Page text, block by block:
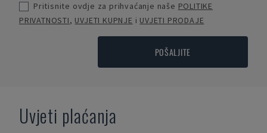
Pritisnite ovdje za prihvaćanje naše POLITIKE
PRIVATNOSTI, UVJETI KUPNJE i UVJETI PRODAJE
POŠALJITE
Uvjeti plaćanja